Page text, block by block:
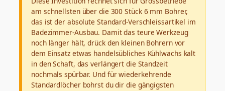
am schnellsten über die 300 Stück 6 mm Bohrer,
das ist der absolute Standard-Verschleissartikel im
Badezimmer-Ausbau. Damit das teure Werkzeug
noch länger hält, drück den kleinen Bohrern vor
dem Einsatz etwas handelsübliches Kühlwachs kalt
in den Schaft, das verlängert die Standzeit
nochmals spürbar. Und für wiederkehrende
Standardlöcher bohrst du dir die gängigsten